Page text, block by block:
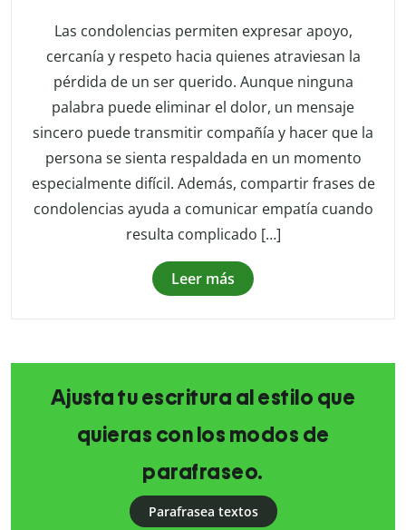
Las condolencias permiten expresar apoyo,
cercanía y respeto hacia quienes atraviesan la
pérdida de un ser querido. Aunque ninguna
palabra puede eliminar el dolor, un mensaje
sincero puede transmitir compañía y hacer que la
persona se sienta respaldada en un momento
especialmente difícil. Además, compartir frases de
condolencias ayuda a comunicar empatía cuando
resulta complicado […]
Leer más
Ajusta tu escritura al estilo que
quieras con los modos de
parafraseo.
Parafrasea textos